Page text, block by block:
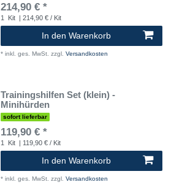
214,90 € *
1 Kit | 214,90 € / Kit
In den Warenkorb
* inkl. ges. MwSt. zzgl. Versandkosten
Trainingshilfen Set (klein) -
Minihürden
sofort lieferbar
119,90 € *
1 Kit | 119,90 € / Kit
In den Warenkorb
* inkl. ges. MwSt. zzgl. Versandkosten